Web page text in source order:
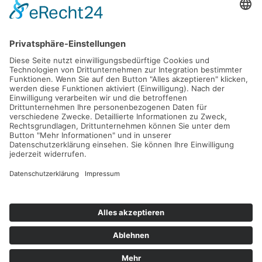
Fax: 040 555 22 44
Nachricht senden
Navigation
Immobilien Aktuelles
Für Eigentümer Kontakt
Referenzen Impressum
Verwaltung
Vertrag widerrufen